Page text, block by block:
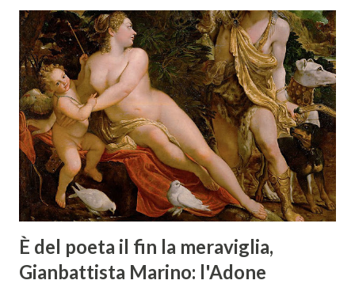
È del poeta il fin la meraviglia,
Gianbattista Marino: l'Adone